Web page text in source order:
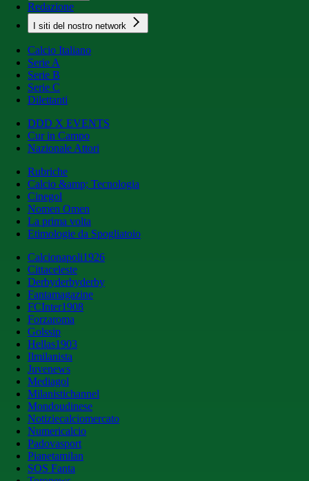
Redazione
I siti del nostro network
Calcio Italiano
Serie A
Serie B
Serie C
Dilettanti
DDD X EVENTS
Cur in Campo
Nazionale Attori
Rubriche
Calcio &amp; Tecnologia
Cinegol
Nomen Omen
La prima volta
Etimologie da Spogliatoio
Calcionapoli1926
Cittaceleste
Derbyderbyderby
Fantamagazine
FCInter1908
Forzaroma
Golssip
Hellas1903
Ilmilanista
Juvenews
Mediagol
Milanistichannel
Mondoudinese
Notiziecalciomercato
Numericalcio
Padovasport
Pianetamilan
SOS Fanta